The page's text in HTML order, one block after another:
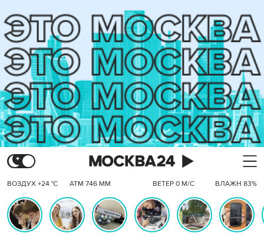
ВОЗДУХ +24 °C АТМ 746 ММ ВЕТЕР 0 М/С ВЛАЖН 83%